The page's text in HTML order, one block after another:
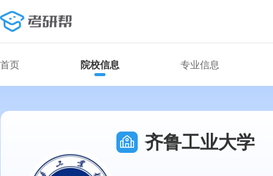
首页 院校信息 专业信息
齐鲁工业大学